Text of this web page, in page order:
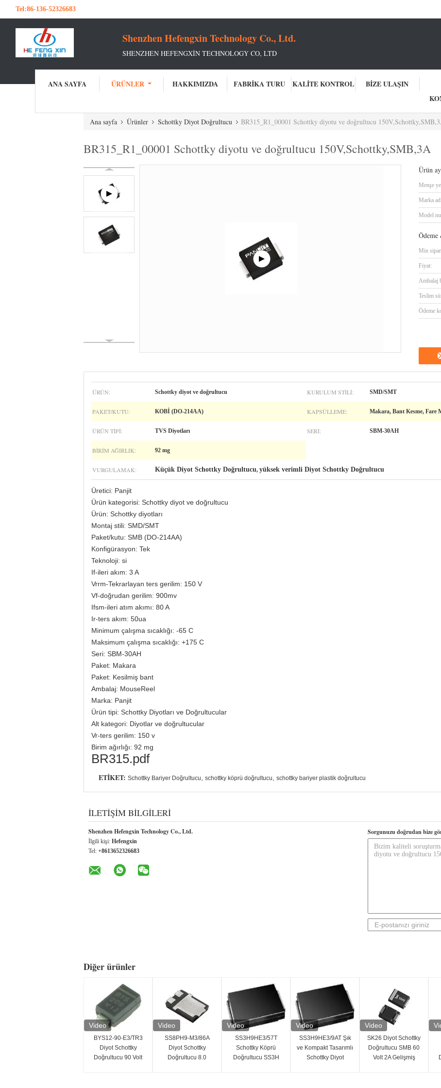
Tel:86-136-52326683
Shenzhen Hefengxin Technology Co., Ltd.
SHENZHEN HEFENGXIN TECHNOLOGY CO, LTD
ANA SAYFA ÜRÜNLER HAKKIMIZDA FABRIKA TURU KALITE KONTROL BIZE ULAŞIN
Ana sayfa Ürünler Schottky Diyot Doğrultucu BR315_R1_00001 Schottky diyotu ve doğrultucu
BR315_R1_00001 Schottky diyotu ve doğrultucu 150V,Schottky,SMB,3A
Ürün
Menşe
Marka
Model
Ödeme
Min
Fiyat:
Ambalaj
Teslim
Ödeme
ÜRÜN: Schottky diyot ve doğrultucu KURULUM STILI: SMD/SMT
PAKET/KUTU: KOBİ (DO-214AA) KAPSÜLLEME: Makara, Bant Kesme, Fare
ÜRÜN TIPI: TVS Diyotları SERI: SBM-30AH
BIRIM AĞIRLIK: 92 mg
VURGULAMAK: Küçük Diyot Schottky Doğrultucu, yüksek verimli Diyot Schottky Doğrultucu
Üretici: Panjit
Ürün kategorisi: Schottky diyot ve doğrultucu
Ürün: Schottky diyotları
Montaj stili: SMD/SMT
Paket/kutu: SMB (DO-214AA)
Konfigürasyon: Tek
Teknoloji: si
If-ileri akım: 3 A
Vrrm-Tekrarlayan ters gerilim: 150 V
Vf-doğrudan gerilim: 900mv
Ifsm-ileri atım akımı: 80 A
Ir-ters akım: 50ua
Minimum çalışma sıcaklığı: -65 C
Maksimum çalışma sıcaklığı: +175 C
Seri: SBM-30AH
Paket: Makara
Paket: Kesilmiş bant
Ambalaj: MouseReel
Marka: Panjit
Ürün tipi: Schottky Diyotları ve Doğrultucular
Alt kategori: Diyotlar ve doğrultucular
Vr-ters gerilim: 150 v
Birim ağırlığı: 92 mg
BR315.pdf
ETIKET: Schottky Bariyer Doğrultucu schottky köprü doğrultucu schottky bariyer plastik doğrultucu
İLETIŞIM BILGILERI
Shenzhen Hefengxin Technology Co., Ltd.
İlgili kişi: Hefengxin
Tel: +8613652326683
Sorgunuzu doğrudan bize
Diğer ürünler
Video
BYS12-90-E3/TR3
Diyot Schottky
Doğrultucu 90 Volt
Video
SS8PH9-M3/86A
Diyot Schottky
Doğrultucu 8.0
Video
SS3H9HE3/57T
Schottky Köprü
Doğrultucu SS3H
Video
SS3H9HE3/9AT Şık
ve Kompakt Tasarımlı
Schottky Diyot
Video
SK26 Diyot Schottky
Doğrultucu SMB 60
Volt 2A Gelişmiş